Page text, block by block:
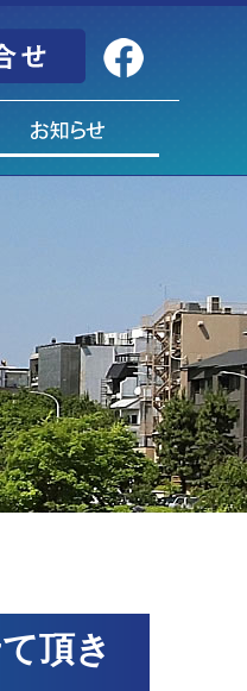
頂き